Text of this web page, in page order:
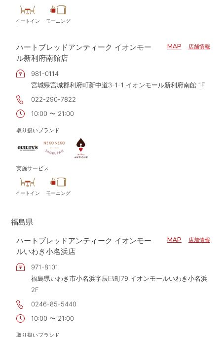
イートイン モーニング
ハートブレッドアンティーク イオンモー
ル新利府南館店
MAP 店舗情報
981-0114
宮城県宮城郡利府町新中道3-1-1 イオンモール新利府南館 1F
022-290-7822
10:00 〜 21:00
取り扱いブランド
実施サービス
イートイン モーニング
福島県
ハートブレッドアンティーク イオンモー
ルいわき小名浜店
MAP 店舗情報
971-8101
福島県いわき市小名浜字辰巳町79 イオンモールいわき小名浜
2F
0246-85-5440
10:00 〜 21:00
取り扱いブランド